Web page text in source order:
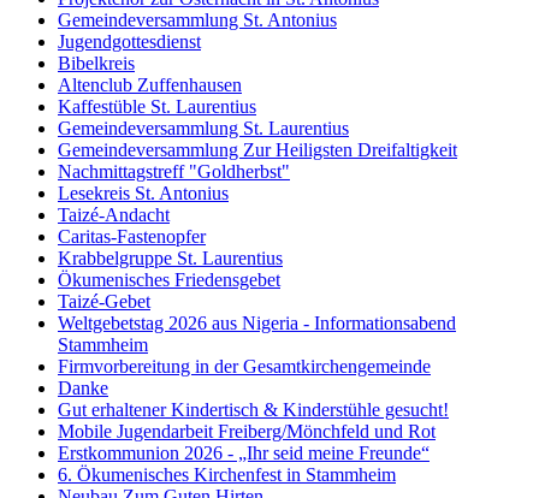
Gemeindeversammlung St. Antonius
Jugendgottesdienst
Bibelkreis
Altenclub Zuffenhausen
Kaffestüble St. Laurentius
Gemeindeversammlung St. Laurentius
Gemeindeversammlung Zur Heiligsten Dreifaltigkeit
Nachmittagstreff "Goldherbst"
Lesekreis St. Antonius
Taizé-Andacht
Caritas-Fastenopfer
Krabbelgruppe St. Laurentius
Ökumenisches Friedensgebet
Taizé-Gebet
Weltgebetstag 2026 aus Nigeria - Informationsabend
Stammheim
Firmvorbereitung in der Gesamtkirchengemeinde
Danke
Gut erhaltener Kindertisch & Kinderstühle gesucht!
Mobile Jugendarbeit Freiberg/Mönchfeld und Rot
Erstkommunion 2026 - „Ihr seid meine Freunde“
6. Ökumenisches Kirchenfest in Stammheim